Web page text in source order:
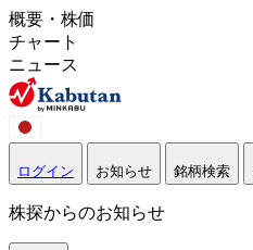
概要・株価
チャート
ニュース
ログイン お知らせ 銘柄検索
株探からのお知らせ